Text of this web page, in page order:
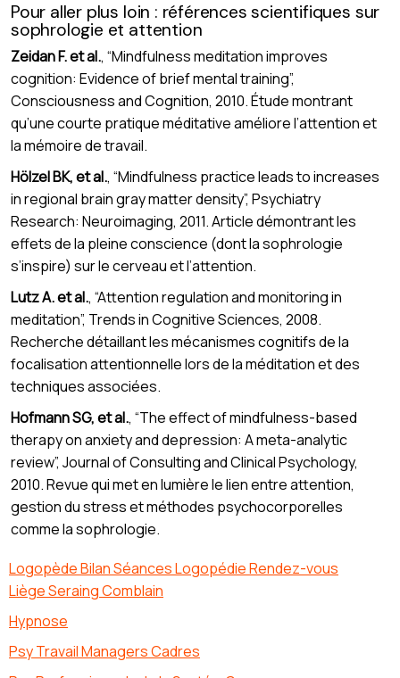
Pour aller plus loin : références scientifiques sur
sophrologie et attention
Zeidan F. et al., “Mindfulness meditation improves
cognition: Evidence of brief mental training”,
Consciousness and Cognition, 2010. Étude montrant
qu’une courte pratique méditative améliore l’attention et
la mémoire de travail.
Hölzel BK, et al., “Mindfulness practice leads to increases
in regional brain gray matter density”, Psychiatry
Research: Neuroimaging, 2011. Article démontrant les
effets de la pleine conscience (dont la sophrologie
s’inspire) sur le cerveau et l’attention.
Lutz A. et al., “Attention regulation and monitoring in
meditation”, Trends in Cognitive Sciences, 2008.
Recherche détaillant les mécanismes cognitifs de la
focalisation attentionnelle lors de la méditation et des
techniques associées.
Hofmann SG, et al., “The effect of mindfulness-based
therapy on anxiety and depression: A meta-analytic
review”, Journal of Consulting and Clinical Psychology,
2010. Revue qui met en lumière le lien entre attention,
gestion du stress et méthodes psychocorporelles
comme la sophrologie.
Logopède Bilan Séances Logopédie Rendez-vous
Liège Seraing Comblain
Hypnose
Psy Travail Managers Cadres